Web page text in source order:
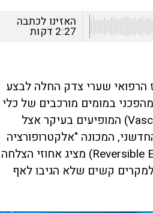
האזינו לכתבה
2:27 דקות
הרפואי שערי צדק החלה לבצע
במומים מורכבים של כלי
דם (Vascular malformations) המופיעים בעיקר אצל
המכונה "אלקטרופורציה
הפיכה" (Reversible Electroporation) מציג אחוזי הצלחה
למקרים קשים שלא הגיבו לאף